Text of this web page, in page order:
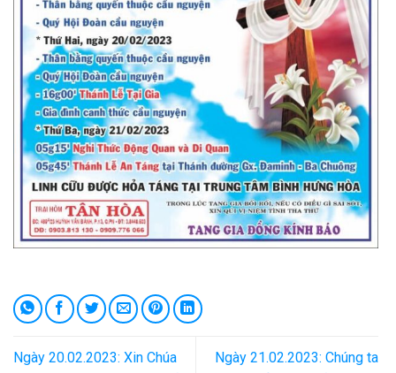
Ngày 20.02.2023: Xin Chúa
Ngày 21.02.2023: Chúng ta